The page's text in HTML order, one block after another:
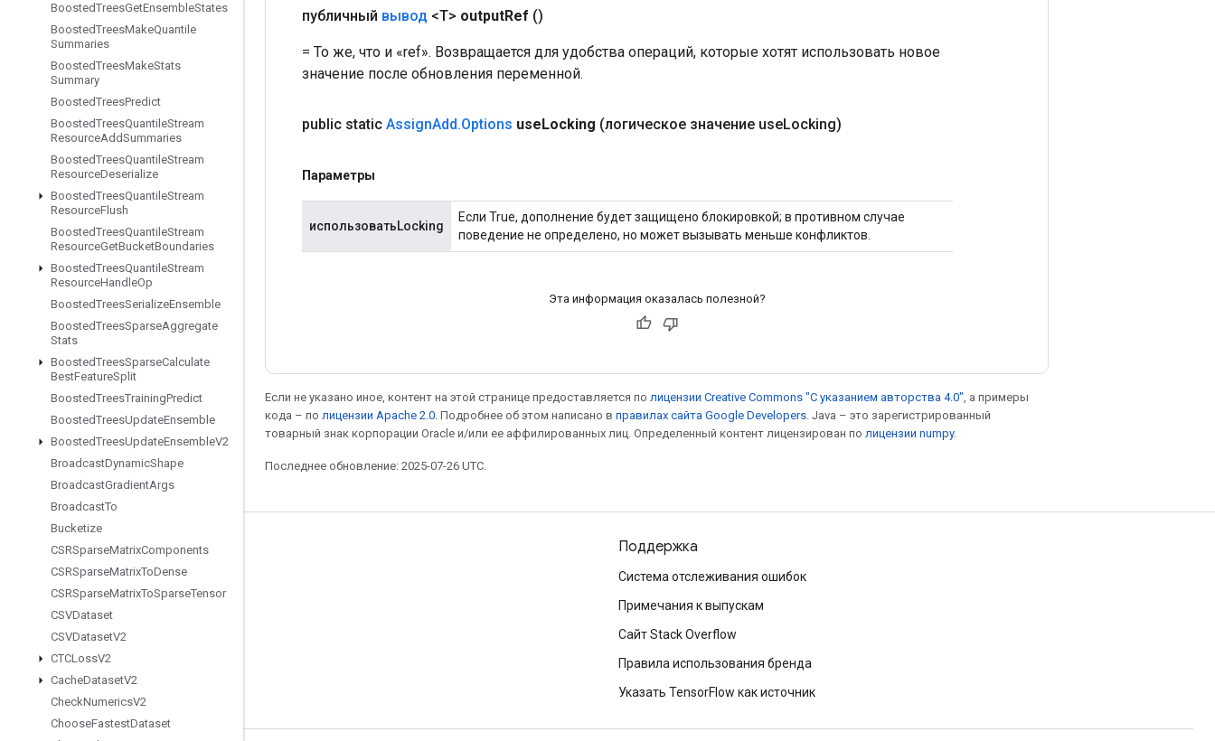
BoostedTreesGetEnsembleStates
BoostedTreesMakeQuantile
Summaries
BoostedTreesMakeStats
Summary
BoostedTreesPredict
BoostedTreesQuantileStream
ResourceAddSummaries
BoostedTreesQuantileStream
ResourceDeserialize
BoostedTreesQuantileStream
ResourceFlush
BoostedTreesQuantileStream
ResourceGetBucketBoundaries
BoostedTreesQuantileStream
ResourceHandleOp
BoostedTreesSerializeEnsemble
BoostedTreesSparseAggregate
Stats
BoostedTreesSparseCalculate
BestFeatureSplit
BoostedTreesTrainingPredict
BoostedTreesUpdateEnsemble
BoostedTreesUpdateEnsembleV2
BroadcastDynamicShape
BroadcastGradientArgs
BroadcastTo
Bucketize
CSRSparseMatrixComponents
CSRSparseMatrixToDense
CSRSparseMatrixToSparseTensor
CSVDataset
CSVDatasetV2
CTCLossV2
CacheDatasetV2
CheckNumericsV2
ChooseFastestDataset
публичный вывод <T> outputRef ()
= То же, что и «ref». Возвращается для удобства операций, которые хотят использовать новое
значение после обновления переменной.
public static AssignAdd.Options useLocking (логическое значение useLocking)
Параметры
использоватьLocking
Если True, дополнение будет защищено блокировкой; в противном случае
поведение не определено, но может вызывать меньше конфликтов.
Эта информация оказалась полезной?
Если не указано иное, контент на этой странице предоставляется по лицензии Creative Commons "С указанием авторства 4.0" , а примеры
кода – по лицензии Apache 2.0 . Подробнее об этом написано в правилах сайта Google Developers . Java – это зарегистрированный
товарный знак корпорации Oracle и/или ее аффилированных лиц. Определенный контент лицензирован по лицензии numpy.
Последнее обновление: 2025-07-26 UTC.
Мы в социальных сетях
GitHub
Twitter
Поддержка
Система отслеживания ошибок
Примечания к выпускам
Сайт Stack Overflow
Правила использования бренда
Указать TensorFlow как источник